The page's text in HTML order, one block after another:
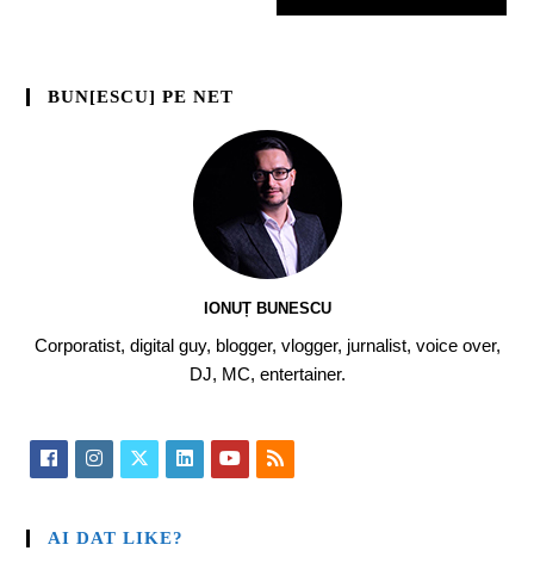
BUN[ESCU] PE NET
IONUȚ BUNESCU
Corporatist, digital guy, blogger, vlogger, jurnalist, voice over,
DJ, MC, entertainer.
AI DAT LIKE?